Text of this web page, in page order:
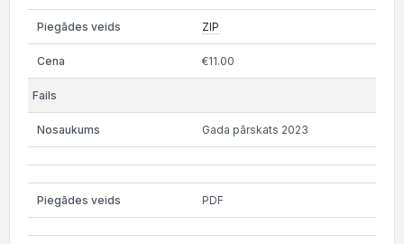
ZIP
€11.00
Gada pārskats 2023
PDF